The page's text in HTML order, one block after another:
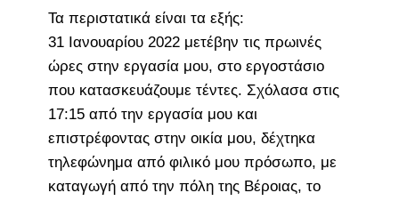
Τα περιστατικά είναι τα εξής:
31 Ιανουαρίου 2022 μετέβην τις πρωινές
ώρες στην εργασία μου, στο εργοστάσιο
που κατασκευάζουμε τέντες. Σχόλασα στις
17:15 από την εργασία μου και
επιστρέφοντας στην οικία μου, δέχτηκα
τηλεφώνημα από φιλικό μου πρόσωπο, με
καταγωγή από την πόλη της Βέροιας, το